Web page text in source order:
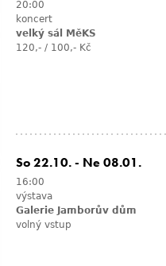
20:00
koncert
velký sál MěKS
120,- / 100,- Kč
So 22.10. - Ne 08.01.
16:00
výstava
Galerie Jamborův dům
volný vstup